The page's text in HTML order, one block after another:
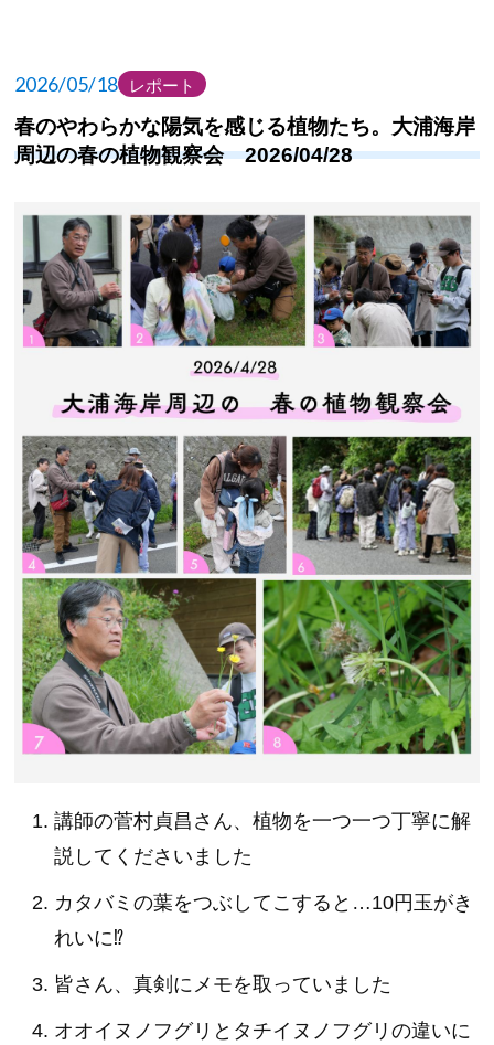
2026/05/18 レポート
春のやわらかな陽気を感じる植物たち。大浦海岸
周辺の春の植物観察会 2026/04/28
講師の菅村貞昌さん、植物を一つ一つ丁寧に解
説してくださいました
カタバミの葉をつぶしてこすると…10円玉がき
れいに⁉
皆さん、真剣にメモを取っていました
オオイヌノフグリとタチイヌノフグリの違いに